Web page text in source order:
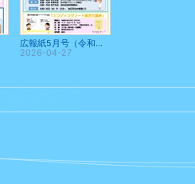
広報紙5月号（令和８年）
2026-04-27